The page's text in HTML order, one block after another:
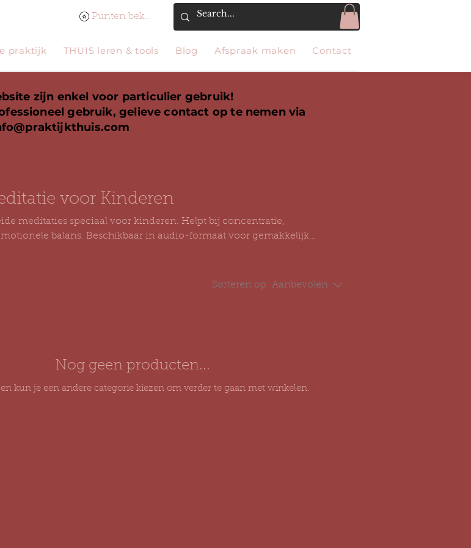
Punten bekijken
praktijk THUIS leren & tools Blog Afspraak maken Contact
zijn enkel voor particulier gebruik!
gebruik, gelieve contact op te nemen via
voor Kinderen
meditaties speciaal voor kinderen. Helpt bij concentratie,
balans. Beschikbaar in audio-formaat voor gemakkelijk
Sorteren op: Aanbevolen
Nog geen producten...
kun je een andere categorie kiezen om verder te gaan met winkelen.